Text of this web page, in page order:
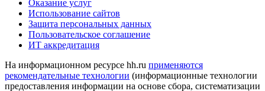
Оказание услуг
Использование сайтов
Защита персональных данных
Пользовательское соглашение
ИТ аккредитация
На информационном ресурсе hh.ru применяются
рекомендательные технологии (информационные технологии
предоставления информации на основе сбора, систематизации